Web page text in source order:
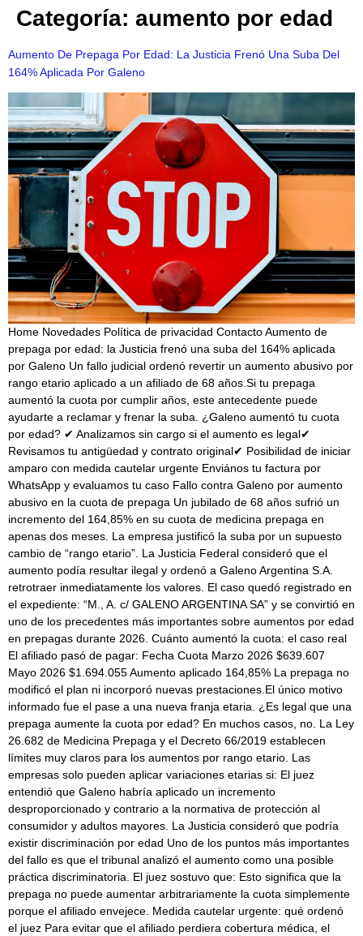
Categoría: aumento por edad
Aumento De Prepaga Por Edad: La Justicia Frenó Una Suba Del
164% Aplicada Por Galeno
Home Novedades Política de privacidad Contacto Aumento de
prepaga por edad: la Justicia frenó una suba del 164% aplicada
por Galeno Un fallo judicial ordenó revertir un aumento abusivo por
rango etario aplicado a un afiliado de 68 años.Si tu prepaga
aumentó la cuota por cumplir años, este antecedente puede
ayudarte a reclamar y frenar la suba. ¿Galeno aumentó tu cuota
por edad? ✔ Analizamos sin cargo si el aumento es legal✔
Revisamos tu antigüedad y contrato original✔ Posibilidad de iniciar
amparo con medida cautelar urgente Enviános tu factura por
WhatsApp y evaluamos tu caso Fallo contra Galeno por aumento
abusivo en la cuota de prepaga Un jubilado de 68 años sufrió un
incremento del 164,85% en su cuota de medicina prepaga en
apenas dos meses. La empresa justificó la suba por un supuesto
cambio de “rango etario”. La Justicia Federal consideró que el
aumento podía resultar ilegal y ordenó a Galeno Argentina S.A.
retrotraer inmediatamente los valores. El caso quedó registrado en
el expediente: “M., A. c/ GALENO ARGENTINA SA” y se convirtió en
uno de los precedentes más importantes sobre aumentos por edad
en prepagas durante 2026. Cuánto aumentó la cuota: el caso real
El afiliado pasó de pagar: Fecha Cuota Marzo 2026 $639.607
Mayo 2026 $1.694.055 Aumento aplicado 164,85% La prepaga no
modificó el plan ni incorporó nuevas prestaciones.El único motivo
informado fue el pase a una nueva franja etaria. ¿Es legal que una
prepaga aumente la cuota por edad? En muchos casos, no. La Ley
26.682 de Medicina Prepaga y el Decreto 66/2019 establecen
límites muy claros para los aumentos por rango etario. Las
empresas solo pueden aplicar variaciones etarias si: El juez
entendió que Galeno habría aplicado un incremento
desproporcionado y contrario a la normativa de protección al
consumidor y adultos mayores. La Justicia consideró que podría
existir discriminación por edad Uno de los puntos más importantes
del fallo es que el tribunal analizó el aumento como una posible
práctica discriminatoria. El juez sostuvo que: Esto significa que la
prepaga no puede aumentar arbitrariamente la cuota simplemente
porque el afiliado envejece. Medida cautelar urgente: qué ordenó
el juez Para evitar que el afiliado perdiera cobertura médica, el